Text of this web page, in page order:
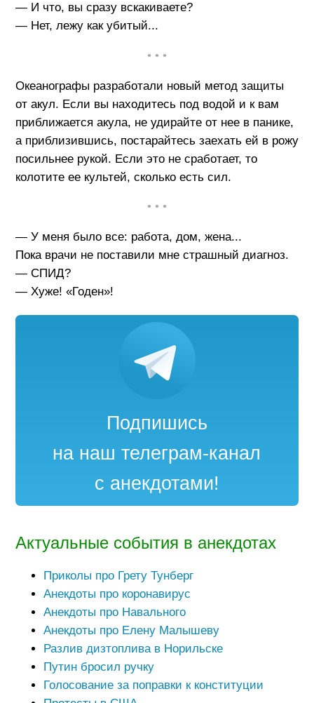
— И что, вы сразу вскакиваете?
— Hет, лежу как убитый...
• • •
Океанографы разработали новый метод защиты
от акул. Если вы находитесь под водой и к вам
приближается акула, не удирайте от нее в панике,
а приблизившись, постарайтесь заехать ей в рожу
посильнее рукой. Если это не сработает, то
колотите ее культей, сколько есть сил.
• • •
— У меня было все: работа, дом, жена...
Пока врачи не поставили мне страшный диагноз.
— СПИД?
— Хуже! «Годен»!
Подпишись
на наш телеграм-канал
с анекдотами!
Актуальные события в анекдотах
Приколы про Грету Тунберг
Анекдоты про коронавирус
Анекдоты про Навального
Анекдоты про Елену Малышеву
Разлив дизтоплива в Норильске
Путин бросил ручку
Голосование за поправки к конституции